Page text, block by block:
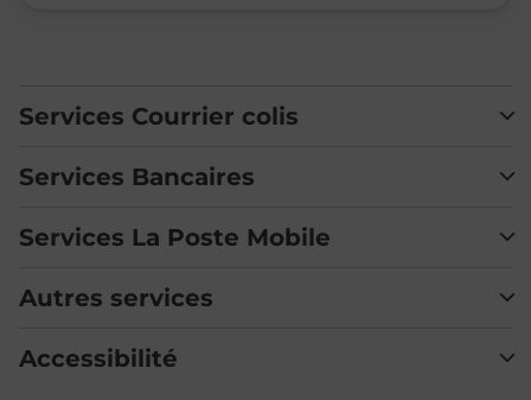
Services Courrier colis
Services Bancaires
Services La Poste Mobile
Autres services
Accessibilité